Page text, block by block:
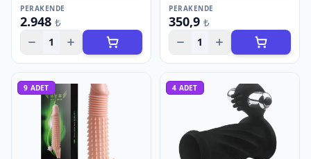
PERAKENDE
2.948 ₺
1
PERAKENDE
350,9 ₺
1
9 ADET 4 ADET